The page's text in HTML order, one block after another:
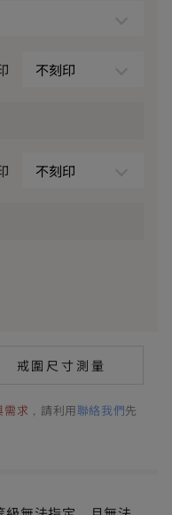
不刻印
不刻印
戒圍尺寸測量
需求 ，請利用聯絡我們先